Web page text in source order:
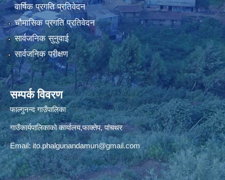
वार्षिक प्रगति प्रतिवेदन
चौमासिक प्रगति प्रतिवेदन
सार्वजनिक सुनुवाई
सार्वजनिक परीक्षण
सम्पर्क विवरण
फाल्गुनन्द गाउँपालिका
गाउँकार्यपालिकाको कार्यालय,फाक्तेप, पांचथर
Email: ito.phalgunandamun@gmail.com